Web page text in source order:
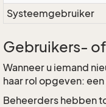
Systeemgebruiker
Gebruikers-
Wanneer u iemand
haar rol opgeven:
Beheerders hebben